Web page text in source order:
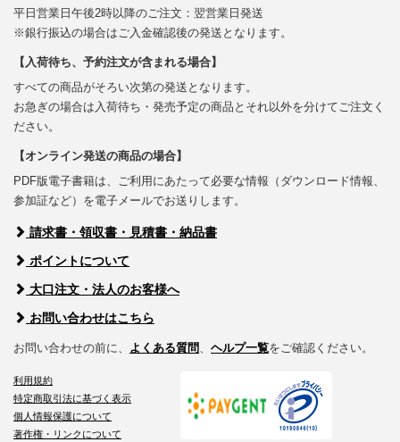
平日営業日午後2時以降のご注文：翌営業日発送
※銀行振込の場合はご入金確認後の発送となります。
【入荷待ち、予約注文が含まれる場合】
すべての商品がそろい次第の発送となります。
お急ぎの場合は入荷待ち・発売予定の商品とそれ以外を分けてご注文く
ださい。
【オンライン発送の商品の場合】
PDF版電子書籍は、ご利用にあたって必要な情報（ダウンロード情報、
参加証など）を電子メールでお送りします。
請求書・領収書・見積書・納品書
ポイントについて
大口注文・法人のお客様へ
お問い合わせはこちら
お問い合わせの前に、 よくある質問、 ヘルプ一覧をご確認ください。
利用規約
特定商取引法に基づく表示
個人情報保護について
著作権・リンクについて